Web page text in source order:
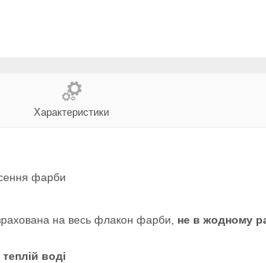
Характеристики
фарби
на весь флакон фарби, не в жодному
воді